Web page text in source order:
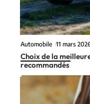
Automobile 11 mars
Choix de la
recommandés